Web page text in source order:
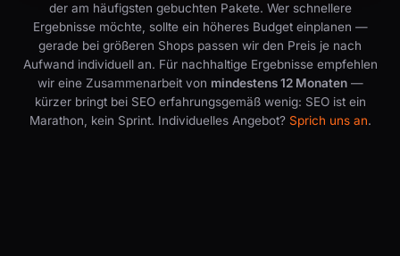
der am häufigsten gebuchten Pakete. Wer schnellere
Ergebnisse möchte, sollte ein höheres Budget einplanen —
gerade bei größeren Shops passen wir den Preis je nach
Aufwand individuell an. Für nachhaltige Ergebnisse empfehlen
wir eine Zusammenarbeit von mindestens 12 Monaten—
kürzer bringt bei SEO erfahrungsgemäß wenig: SEO ist ein
Marathon, kein Sprint. Individuelles Angebot? Sprich uns an.